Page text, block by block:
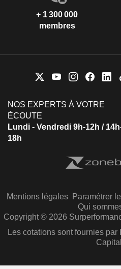
+ 1 300 000
membres
NOS EXPERTS À VOTRE
ÉCOUTE
Lundi - Vendredi 9h-12h /
18h
Mentions légales Paramétrer
Qui
Copyright © 2026
Les cotations sont fournies